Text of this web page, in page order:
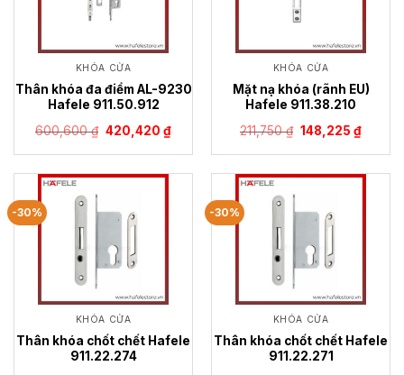
KHÓA CỬA
Thân khóa đa điểm AL-9230
Hafele 911.50.912
600,600₫ Giá
là:
420,420₫Giá
tại
420,420 ₫.
KHÓA CỬA
Mặt nạ khóa (rãnh EU)
Hafele 911.38.210
211,750₫ Giá
là:
148,225₫Giá
tại
-30%
KHÓA CỬA
Thân khóa chốt chết Hafele
911.22.274
-30%
KHÓA CỬA
Thân khóa chốt chết Hafele
911.22.271